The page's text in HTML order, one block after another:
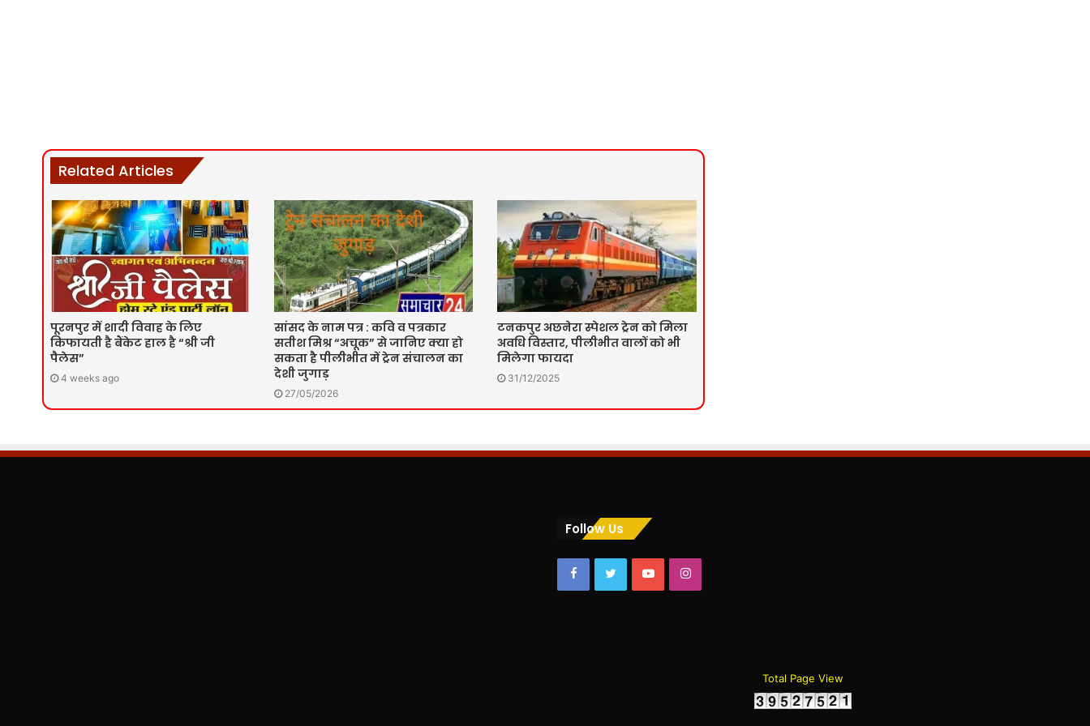
Related Articles
पूरनपुर में शादी विवाह के लिए
किफायती है बैंकेट हाल है “श्री जी
पैलेस”
4 weeks ago
सांसद के नाम पत्र : कवि व पत्रकार
सतीश मिश्र “अचूक” से जानिए क्या हो
सकता है पीलीभीत में ट्रेन संचालन का
देशी जुगाड़
27/05/2026
टनकपुर अछनेरा स्पेशल ट्रेन को मिला
अवधि विस्तार, पीलीभीत वालों को भी
मिलेगा फायदा
31/12/2025
Follow Us
FacebookTwitterYouTubeInstagram
Total Page View